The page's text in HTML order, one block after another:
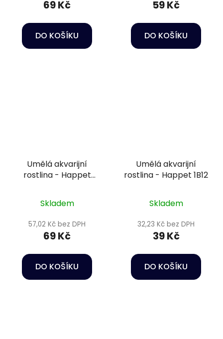
69 Kč
DO KOŠÍKU
59 Kč
DO KOŠÍKU
Umělá akvarijní
rostlina - Happet
Skladem
57,02 Kč bez DPH
69 Kč
DO KOŠÍKU
Umělá akvarijní
rostlina - Happet 1B12
Skladem
32,23 Kč bez DPH
39 Kč
DO KOŠÍKU